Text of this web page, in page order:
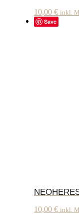
10,00 € inkl.
Save
10,00 € inkl.